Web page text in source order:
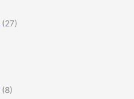
(27)
(8)